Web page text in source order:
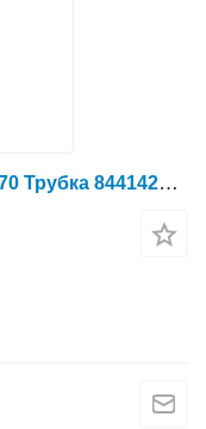
Патрубок New Holland Т6090 Т6070 Трубка 84414299 до трактора колісного New Holland T6090 T6070